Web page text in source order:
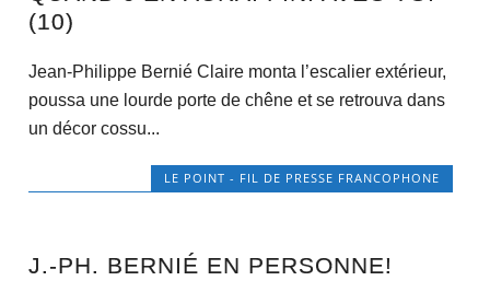
(10)
Jean-Philippe Bernié Claire monta l’escalier extérieur,
poussa une lourde porte de chêne et se retrouva dans
un décor cossu...
LE POINT - FIL DE PRESSE FRANCOPHONE
J.-PH. BERNIÉ EN PERSONNE!